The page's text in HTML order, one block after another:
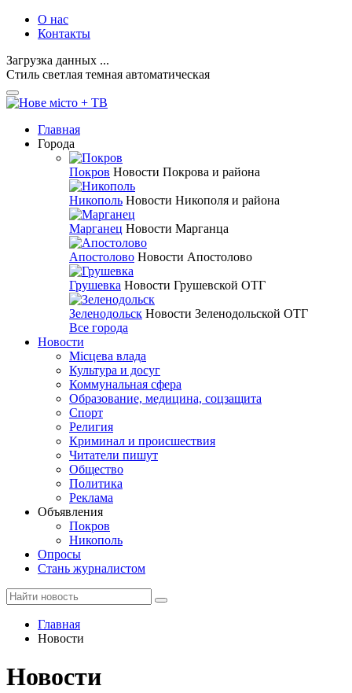
О нас
Контакты
Загрузка данных ...
Стиль светлая темная автоматическая
Главная
Города
Покров Новости Покрова и района
Никополь Новости Никополя и района
Марганец Новости Марганца
Апостолово Новости Апостолово
Грушевка Новости Грушевской ОТГ
Зеленодольск Новости Зеленодольской ОТГ
Все города
Новости
Місцева влада
Культура и досуг
Коммунальная сфера
Образование, медицина, соцзащита
Спорт
Религия
Криминал и происшествия
Читатели пишут
Общество
Политика
Реклама
Объявления
Покров
Никополь
Опросы
Стань журналистом
Главная
Новости
Новости